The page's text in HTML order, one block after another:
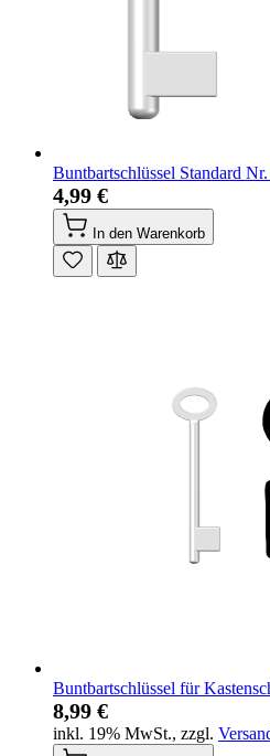
Buntbartschlüssel Standard
4,99 €
In den Warenkorb
Buntbartschlüssel für
8,99 €
inkl. 19% MwSt., zzgl.